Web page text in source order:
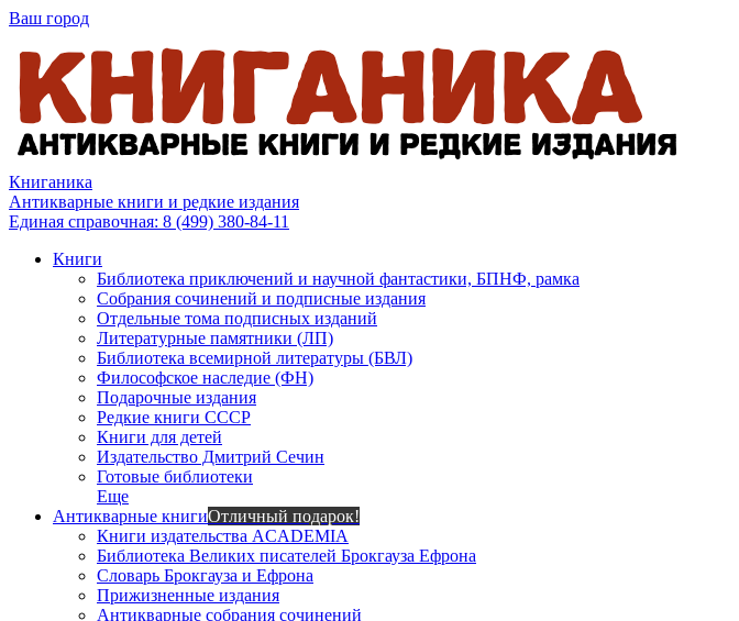
Ваш город
Книганика
Антикварные книги и редкие издания
Единая справочная: 8 (499) 380-84-11
Книги
Библиотека приключений и научной фантастики, БПНФ, рамка
Собрания сочинений и подписные издания
Отдельные тома подписных изданий
Литературные памятники (ЛП)
Библиотека всемирной литературы (БВЛ)
Философское наследие (ФН)
Подарочные издания
Редкие книги СССР
Книги для детей
Издательство Дмитрий Сечин
Готовые библиотеки
Еще
Антикварные книгиОтличный подарок!
Книги издательства ACADEMIA
Библиотека Великих писателей Брокгауза Ефрона
Словарь Брокгауза и Ефрона
Прижизненные издания
Антикварные собрания сочинений